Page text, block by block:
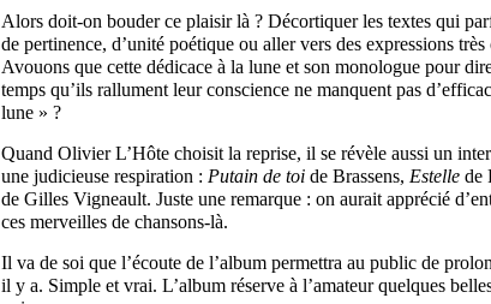
Alors doit-on bouder ce plaisir là ? Décortiquer les textes qui
de pertinence, d’unité poétique ou aller vers des expressions
Avouons que cette dédicace à la lune et son monologue pour
temps qu’ils rallument leur conscience ne manquent pas
lune » ?
Quand Olivier L’Hôte choisit la reprise, il se révèle aussi un
une judicieuse respiration : Putain de toi de Brassens, Estelle de
de Gilles Vigneault. Juste une remarque : on aurait apprécié
ces merveilles de chansons-là.
Il va de soi que l’écoute de l’album permettra au public de
il y a. Simple et vrai. L’album réserve à l’amateur quelques